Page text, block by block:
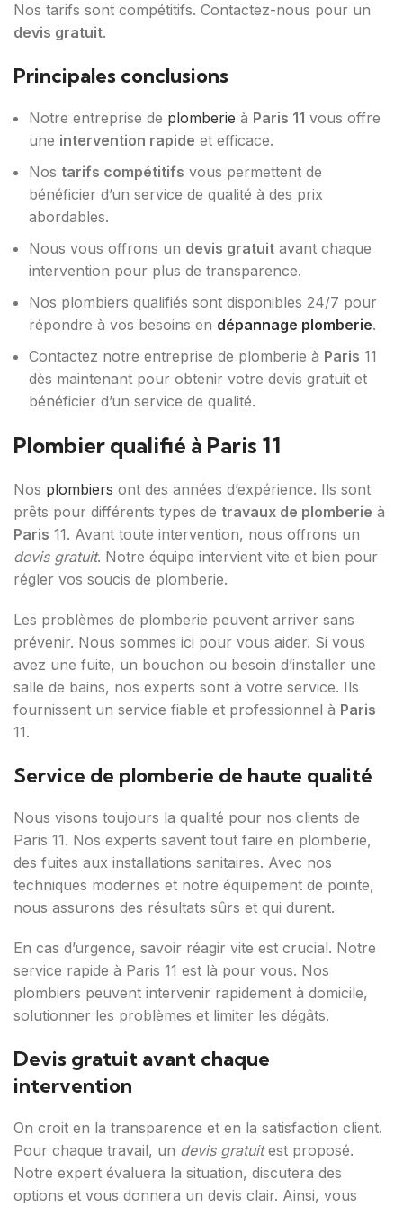
Nos tarifs sont compétitifs. Contactez-nous pour un
devis gratuit.
Principales conclusions
Notre entreprise de plomberie à Paris 11 vous offre
une intervention rapide et efficace.
Nos tarifs compétitifs vous permettent de
bénéficier d’un service de qualité à des prix
abordables.
Nous vous offrons un devis gratuit avant chaque
intervention pour plus de transparence.
Nos plombiers qualifiés sont disponibles 24/7 pour
répondre à vos besoins en dépannage plomberie.
Contactez notre entreprise de plomberie à Paris 11
dès maintenant pour obtenir votre devis gratuit et
bénéficier d’un service de qualité.
Plombier qualifié à Paris 11
Nos plombiers ont des années d’expérience. Ils sont
prêts pour différents types de travaux de plomberie à
Paris 11. Avant toute intervention, nous offrons un
devis gratuit. Notre équipe intervient vite et bien pour
régler vos soucis de plomberie.
Les problèmes de plomberie peuvent arriver sans
prévenir. Nous sommes ici pour vous aider. Si vous
avez une fuite, un bouchon ou besoin d’installer une
salle de bains, nos experts sont à votre service. Ils
fournissent un service fiable et professionnel à Paris
11.
Service de plomberie de haute qualité
Nous visons toujours la qualité pour nos clients de
Paris 11. Nos experts savent tout faire en plomberie,
des fuites aux installations sanitaires. Avec nos
techniques modernes et notre équipement de pointe,
nous assurons des résultats sûrs et qui durent.
En cas d’urgence, savoir réagir vite est crucial. Notre
service rapide à Paris 11 est là pour vous. Nos
plombiers peuvent intervenir rapidement à domicile,
solutionner les problèmes et limiter les dégâts.
Devis gratuit avant chaque
intervention
On croit en la transparence et en la satisfaction client.
Pour chaque travail, un devis gratuitest proposé.
Notre expert évaluera la situation, discutera des
options et vous donnera un devis clair. Ainsi, vous